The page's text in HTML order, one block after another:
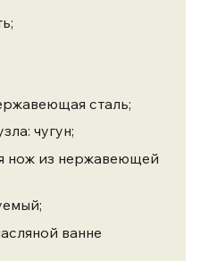
сталь;
чугун;
нож из нержавеющей
ванне